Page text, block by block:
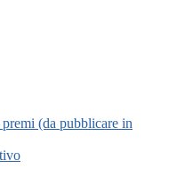
(da pubblicare in